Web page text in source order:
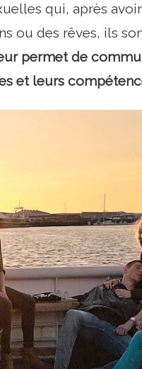
qui, après
ou des rêves, ils
permet de
et leurs